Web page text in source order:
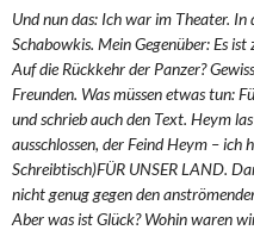
Und nun das: Ich war im Theater.
Schabowkis. Mein Gegenüber: Es
Auf die Rückkehr der Panzer?
Freunden. Was müssen etwas tun:
und schrieb auch den Text. Heym
ausschlossen, der Feind Heym – ich
Schreibtisch)FÜR UNSER LAND.
nicht genug gegen den
Aber was ist Glück? Wohin waren